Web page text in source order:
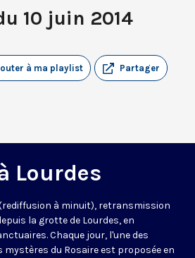
10 juin 2014
Partager
à ma playlist
Lourdes
à minuit), retransmission
la grotte de Lourdes, en
Chaque jour, l'une des
du Rosaire est proposée en